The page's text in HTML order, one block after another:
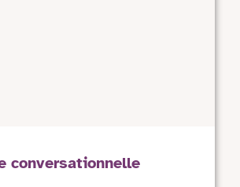
conversationnelle